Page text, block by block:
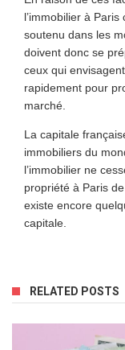
l’immobilier à
soutenu dans les
doivent donc se
ceux qui
rapidement pour
marché.
La capitale
immobiliers du
l’immobilier ne
propriété à Paris
existe encore
capitale.
RELATED POSTS